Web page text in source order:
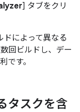
] タブをクリ
ドによって異なる
回ビルドし、デー
です。
タスクを含